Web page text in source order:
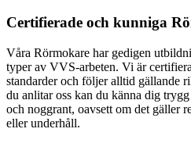
Certifierade och kunniga
Våra Rörmokare har gedigen
typer av VVS-arbeten. Vi är
standarder och följer alltid gällande
du anlitar oss kan du känna dig
och noggrant, oavsett om det gäller
eller underhåll.